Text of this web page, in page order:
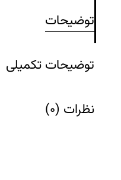
توضیحات
توضیحات تکمیلی
نظرات (0)